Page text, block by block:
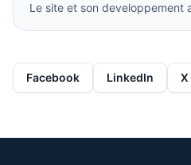
Le site et son developpement
Facebook LinkedIn X